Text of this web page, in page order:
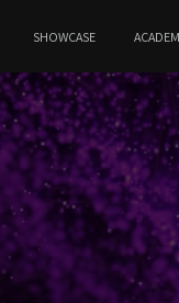
SHOWCASE